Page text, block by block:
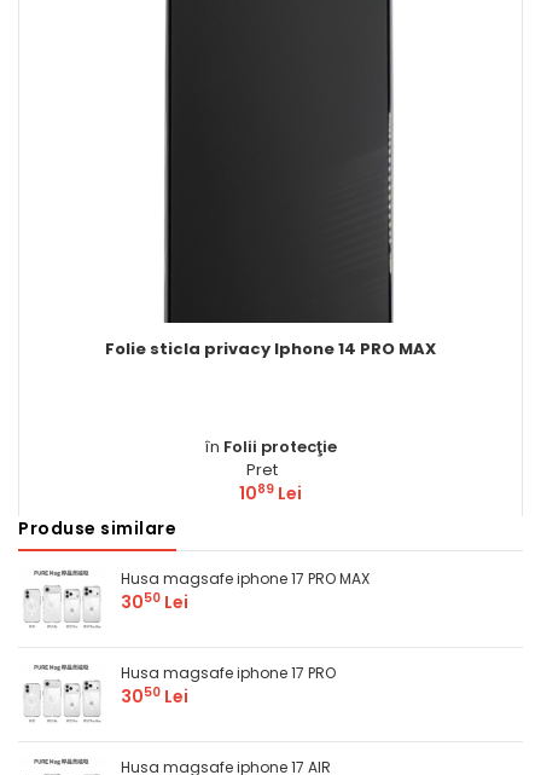
Folie sticla privacy Iphone 14 PRO MAX
în Folii protecţie
Pret
1089 Lei
Comandă
Produse similare
Husa magsafe iphone 17 PRO MAX
3050 Lei
Husa magsafe iphone 17 PRO
3050 Lei
Husa magsafe iphone 17 AIR